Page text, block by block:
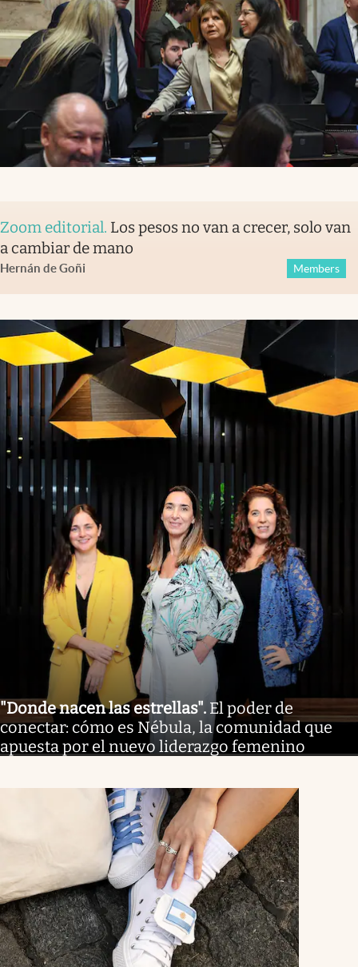
Zoom editorial. Los pesos no van a crecer, solo van
a cambiar de mano
Hernán de Goñi Members
"Donde nacen las estrellas". El poder de
conectar: cómo es Nébula, la comunidad que
apuesta por el nuevo liderazgo femenino